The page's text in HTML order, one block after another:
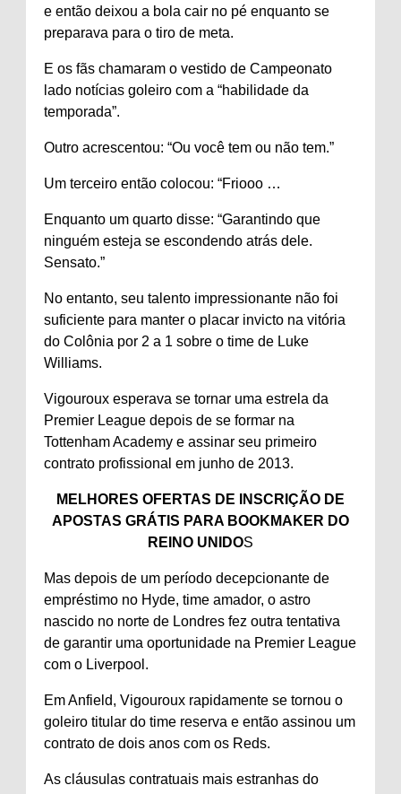
e então deixou a bola cair no pé enquanto se
preparava para o tiro de meta.
E os fãs chamaram o vestido de Campeonato
lado notícias goleiro com a “habilidade da
temporada”.
Outro acrescentou: “Ou você tem ou não tem.”
Um terceiro então colocou: “Friooo …
Enquanto um quarto disse: “Garantindo que
ninguém esteja se escondendo atrás dele.
Sensato.”
No entanto, seu talento impressionante não foi
suficiente para manter o placar invicto na vitória
do Colônia por 2 a 1 sobre o time de Luke
Williams.
Vigouroux esperava se tornar uma estrela da
Premier League depois de se formar na
Tottenham Academy e assinar seu primeiro
contrato profissional em junho de 2013.
MELHORES OFERTAS DE INSCRIÇÃO DE
APOSTAS GRÁTIS PARA BOOKMAKER DO
REINO UNIDOS
Mas depois de um período decepcionante de
empréstimo no Hyde, time amador, o astro
nascido no norte de Londres fez outra tentativa
de garantir uma oportunidade na Premier League
com o Liverpool.
Em Anfield, Vigouroux rapidamente se tornou o
goleiro titular do time reserva e então assinou um
contrato de dois anos com os Reds.
As cláusulas contratuais mais estranhas do